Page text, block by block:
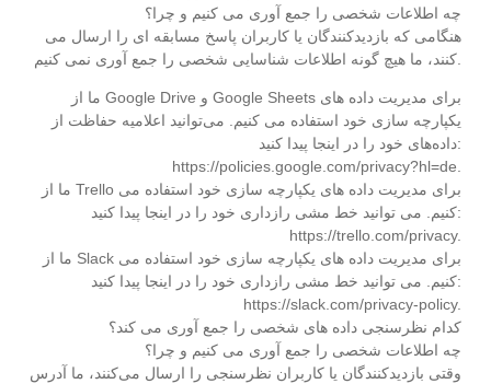
چه اطلاعات شخصی را جمع آوری می کنیم و چرا؟
هنگامی که بازدیدکنندگان یا کاربران پاسخ مسابقه ای را ارسال می
ما از Google Drive و Google Sheets برای مدیریت داده های
یکپارچه سازی خود استفاده می کنیم. می‌توانید اعلامیه حفاظت از
داده‌های خود را در اینجا پیدا کنید:
https://policies.google.com/privacy?hl=de.
ما از Trello برای مدیریت داده های یکپارچه سازی خود استفاده می
کنیم. می توانید خط مشی رازداری خود را در اینجا پیدا کنید:
https://trello.com/privacy.
ما از Slack برای مدیریت داده های یکپارچه سازی خود استفاده می
کنیم. می توانید خط مشی رازداری خود را در اینجا پیدا کنید:
https://slack.com/privacy-policy.
کدام نظرسنجی داده های شخصی را جمع آوری می کند؟
چه اطلاعات شخصی را جمع آوری می کنیم و چرا؟
وقتی بازدیدکنندگان یا کاربران نظرسنجی را ارسال می‌کنند، ما آدرس